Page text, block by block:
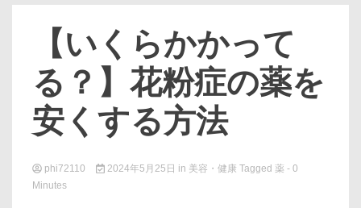
【いくらかかって
る？】花粉症の薬を
安くする方法
phi72110 2024年5月25日 in 美容・健康 Tagged 薬 - 0
Minutes